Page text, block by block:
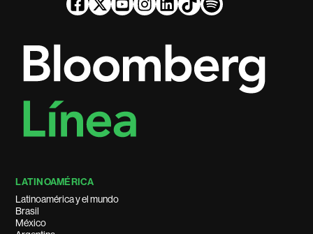
LATINOAMÉRICA
Latinoamérica y el mundo
Brasil
México